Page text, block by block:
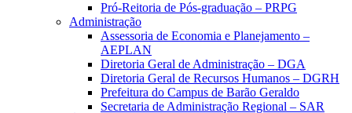
Pró-Reitoria de Pós-graduação – PRPG
Administração
Assessoria de Economia e Planejamento –
AEPLAN
Diretoria Geral de Administração – DGA
Diretoria Geral de Recursos Humanos – DGRH
Prefeitura do Campus de Barão Geraldo
Secretaria de Administração Regional – SAR